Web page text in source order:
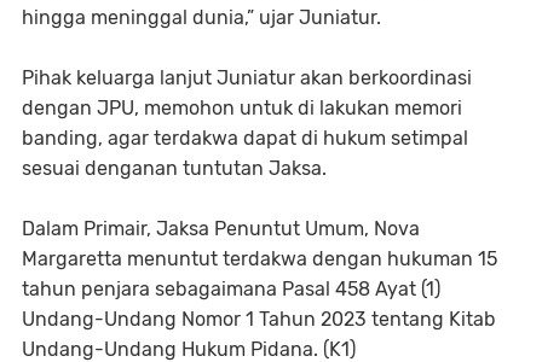
hingga meninggal dunia,” ujar Juniatur.
Pihak keluarga lanjut Juniatur akan berkoordinasi
dengan JPU, memohon untuk di lakukan memori
banding, agar terdakwa dapat di hukum setimpal
sesuai denganan tuntutan Jaksa.
Dalam Primair, Jaksa Penuntut Umum, Nova
Margaretta menuntut terdakwa dengan hukuman 15
tahun penjara sebagaimana Pasal 458 Ayat (1)
Undang-Undang Nomor 1 Tahun 2023 tentang Kitab
Undang-Undang Hukum Pidana. (K1)